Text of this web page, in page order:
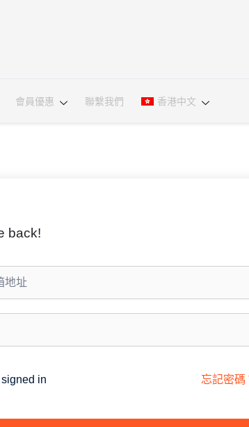
會員優惠 聯繫我們 香港中文
back!
in 忘記密碼